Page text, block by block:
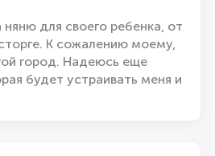
для своего ребенка, от
К сожалению моему,
город. Надеюсь еще
будет устраивать меня и